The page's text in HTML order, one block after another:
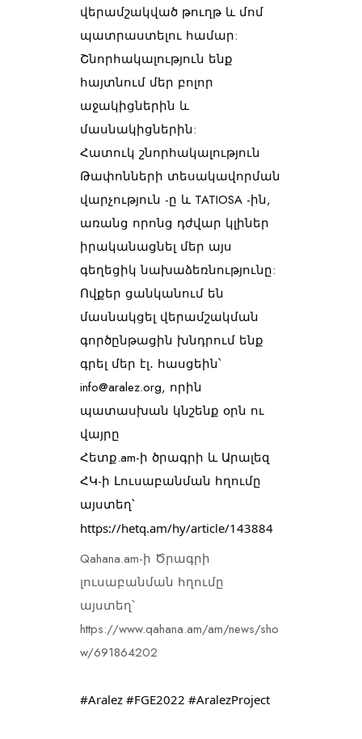
վերամշակված թուղթ և մոմ
պատրաստելու համար:
Շնորհակալություն ենք
հայտնում մեր բոլոր
աջակիցներին և
մասնակիցներին:
Թափոնների տեսակավորման
վարչություն -ը և TATIOSA -ին,
առանց որոնց դժվար կլիներ
իրականացնել մեր այս
գեղեցիկ նախաձեռնությունը:
Ովքեր ցանկանում են
մասնակցել վերամշակման
գործընթացին խնդրում ենք
գրել մեր էլ․ հասցեին՝
info@aralez.org, որին
պատասխան կնշենք օրն ու
վայրը
Հետք.am-ի ծրագրի և Արալեզ
ՀԿ-ի Լուսաբանման հղումը
https://hetq.am/hy/article/143884
Qahana.am-ի Ծրագրի
լուսաբանման հղումը
այստեղ՝
https://www.qahana.am/am/news/sho
w/691864202
#Aralez #FGE2022 #AralezProject